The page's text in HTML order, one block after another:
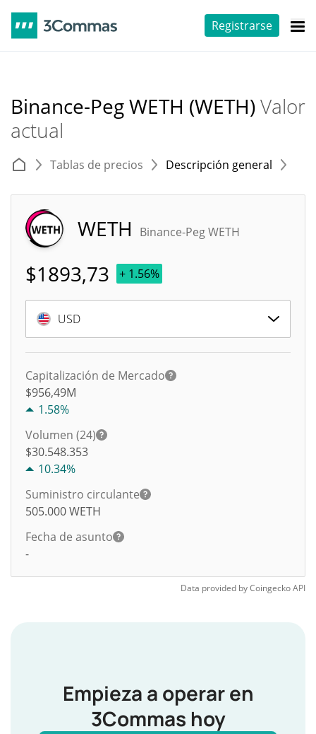
Registrarse
Binance-Peg WETH (WETH)Valor
actual
Tablas de precios Descripción general
WETH Binance-Peg WETH
$1893,73 + 1.56%
USD
Capitalización de Mercado
$956,49M
1.58%
Volumen (24)
$30.548.353
10.34%
Suministro circulante
505.000WETH
Fecha de asunto
-
Data provided byCoingeckoAPI
Empieza a operar en
3Commas hoy